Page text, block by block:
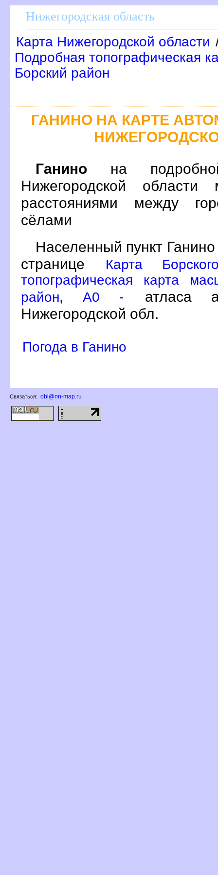
Нижегородская область
Карта Нижегородской области
Подробная топографическая
Борский район
ГАНИНО НА КАРТЕ
Ганино на
Нижегородской
расстояниями между
сёлами
Населенный пункт
странице
Карта
топографическая карта
район, A0 -
атласа
Нижегородской обл.
Погода в Ганино
Связаться: obl@nn-map.ru